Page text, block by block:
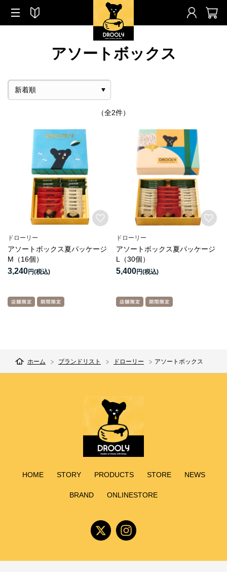
アソートボックス
（全2件）
ドローリー
アソートボックス夏パッケージ
M（16個）
3,240円
ドローリー
アソートボックス夏パッケージ
L（30個）
5,400円
ホーム ブランドリスト ドローリー アソートボックス
HOME STORY PRODUCTS STORE NEWS
BRAND ONLINESTORE